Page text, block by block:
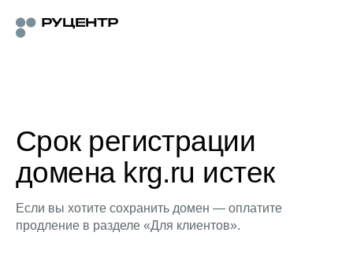
Срок регистрации
домена krg.ru истек
Если вы хотите сохранить домен — оплатите
продление в разделе «Для клиентов».